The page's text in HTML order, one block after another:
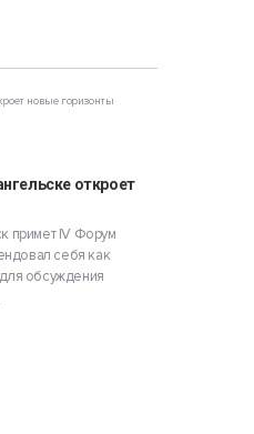
откроет
примет IV Форум
себя как
обсуждения